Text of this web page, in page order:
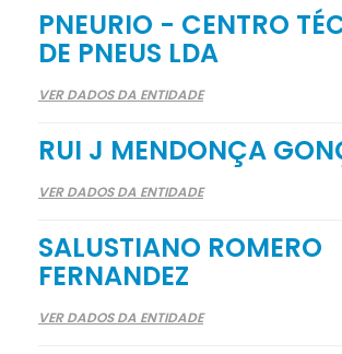
PNEURIO - CENTRO
DE PNEUS LDA
VER DADOS DA ENTIDADE
RUI J MENDONÇA
VER DADOS DA ENTIDADE
SALUSTIANO ROMERO
FERNANDEZ
VER DADOS DA ENTIDADE